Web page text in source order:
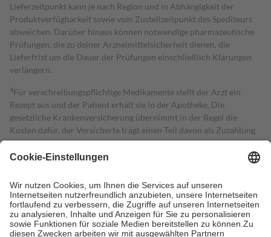
Lieferzeitpunkt kann je nach Region und in Abhängigkeit der
Produktverfügbarkeit sowie vom Zustellzeitpunkt des Spediteurs
abweichen. Darüber hinaus können notwendige pharmazeutische
Prüfungen, die zu deiner Arzneimittelsicherheit dienen, die
Lieferfrist um die Dauer der Prüfungen einschließlich Klärungen
verlängern.
4Für verschreibungspflichtige Medikamente stellt der Arzt ein
Rezept aus und der Patient erhält sie in der Apotheke. Die
gesetzliche Krankenversicherung übernimmt in der Regel die
Kosten dafür, der Versicherte trägt einen Teil davon als Zuzahlung
mit.
Grundsätzlich leisten Mitglieder Zuzahlungen in Höhe von zehn
höchstens zehn Euro.
Es sind jedoch nie mehr als die tatsächlichen
Kosten der Leistung zu entrichten.
Diese Regeln gelten grundsätzlich auch für Online-Apotheken.
Bei Heilmitteln und häuslicher Krankenpflege beträgt die
Zuzahlung zehn Prozent der Kosten sowie zehn Euro je